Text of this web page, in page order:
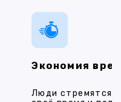
Экономия
Люди стремятся